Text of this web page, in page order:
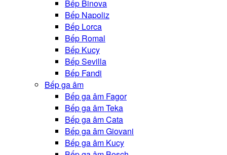
Bếp Binova
Bếp Napoliz
Bếp Lorca
Bếp Romal
Bếp Kucy
Bếp Sevilla
Bếp Fandi
Bếp ga âm
Bếp ga âm Fagor
Bếp ga âm Teka
Bếp ga âm Cata
Bếp ga âm Giovani
Bếp ga âm Kucy